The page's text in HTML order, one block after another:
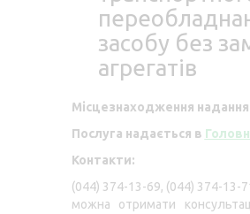
засобу без
агрегатів
Місцезнаходження надання
Послуга надається в
Контакти:
(044) 374-13-69, (044) 374-13-
можна отримати